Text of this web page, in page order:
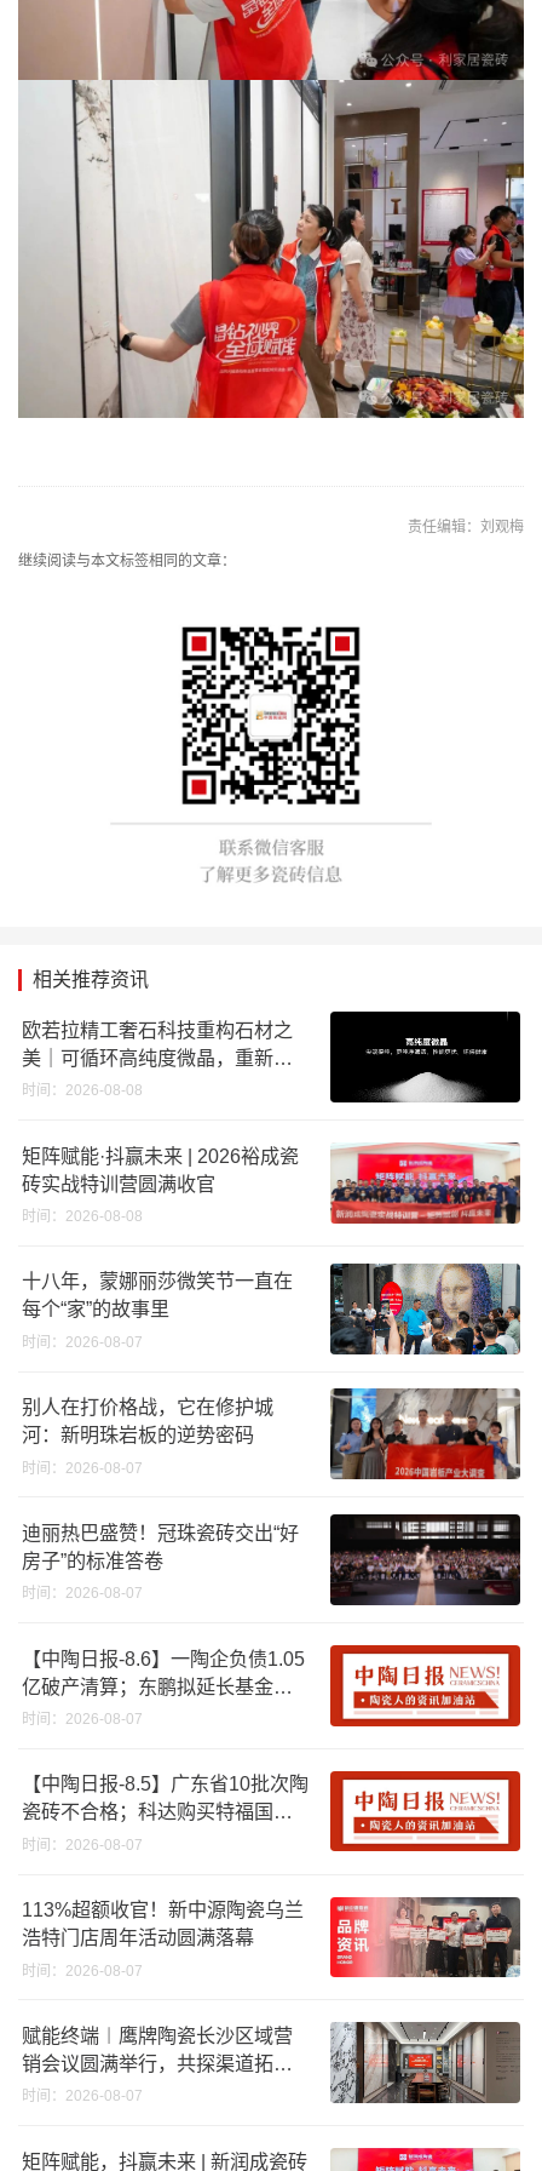
责任编辑：刘观梅
继续阅读与本文标签相同的文章：
相关推荐资讯
欧若拉精工奢石科技重构石材之
美｜可循环高纯度微晶，重新定
义高端奢石原料
时间：2026-08-08
矩阵赋能·抖赢未来 | 2026裕成瓷
砖实战特训营圆满收官
时间：2026-08-08
十八年，蒙娜丽莎微笑节一直在
每个“家”的故事里
时间：2026-08-07
别人在打价格战，它在修护城
河：新明珠岩板的逆势密码
时间：2026-08-07
迪丽热巴盛赞！冠珠瓷砖交出“好
房子”的标准答卷
时间：2026-08-07
【中陶日报-8.6】一陶企负债1.05
亿破产清算；东鹏拟延长基金投
资期限；工信部开展建陶行业能
时间：2026-08-07
【中陶日报-8.5】广东省10批次陶
瓷砖不合格；科达购买特福国际
股份申请未通过；蒙娜丽莎5千万
破18亿元
时间：2026-08-07
113%超额收官！新中源陶瓷乌兰
浩特门店周年活动圆满落幕
时间：2026-08-07
赋能终端︱鹰牌陶瓷长沙区域营
销会议圆满举行，共探渠道拓展
与门店升级新路径
时间：2026-08-07
矩阵赋能，抖赢未来 | 新润成瓷砖